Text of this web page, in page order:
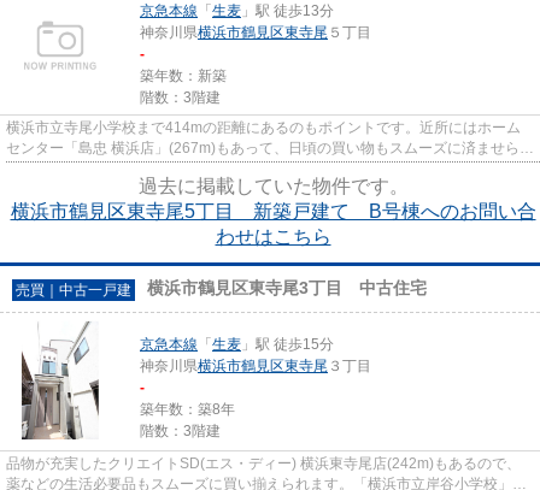
京急本線 「 生麦 」駅 徒歩13分
神奈川県横浜市鶴見区東寺尾 ５丁目
-
築年数：新築
階数：3階建
横浜市立寺尾小学校まで414mの距離にあるのもポイントです。近所にはホーム
センター「島忠 横浜店」(267m)もあって、日頃の買い物もスムーズに済ませられ
過去に掲載していた物件です。
横浜市鶴見区東寺尾5丁目 新築戸建て B号棟へのお問い合
わせはこちら
売買｜中古一戸建 横浜市鶴見区東寺尾3丁目 中古住宅
京急本線 「 生麦 」駅 徒歩15分
神奈川県横浜市鶴見区東寺尾 ３丁目
-
築年数：築8年
階数：3階建
品物が充実したクリエイトSD(エス・ディー) 横浜東寺尾店(242m)もあるので、
薬などの生活必要品もスムーズに買い揃えられます。「横浜市立岸谷小学校」が